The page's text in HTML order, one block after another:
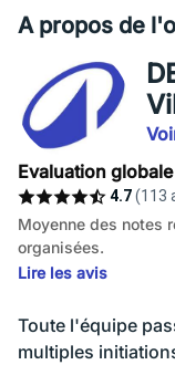
A propos de
Evaluation
4.7(113
Moyenne des notes
organisées.
Lire les avis
Toute l'équipe
multiples